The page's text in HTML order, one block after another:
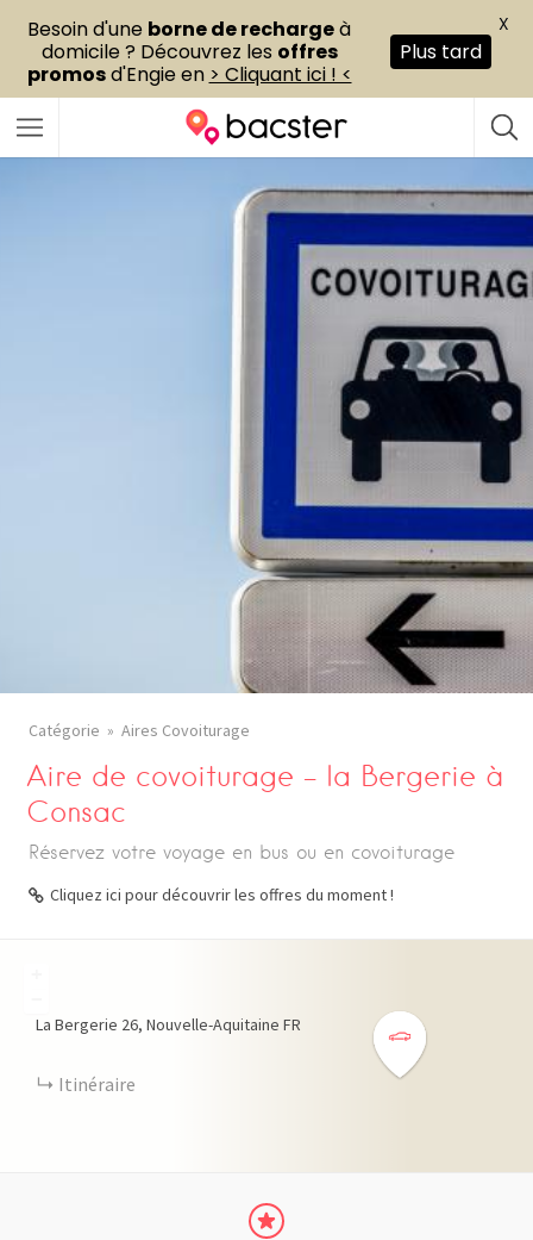
Catégorie Aires Covoiturage
Aire de covoiturage – la Bergerie à
Consac
Réservez votre voyage en bus ou en covoiturage
Cliquez ici pour découvrir les offres du moment !
La Bergerie 26 Nouvelle-Aquitaine FR
Itinéraire
Besoin d'une borne de rechargeà
domicile ? Découvrez les offres
promosd'Engie en > Cliquant ici ! <
Plus tard
X